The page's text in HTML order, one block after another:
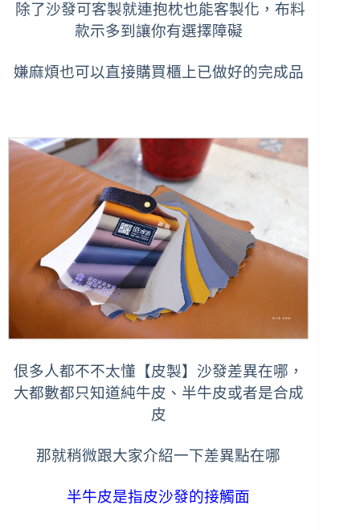
除了沙發可客製就連抱枕也能客製化，布料
款示多到讓你有選擇障礙
嫌麻煩也可以直接購買櫃上已做好的完成品
佷多人都不不太懂【皮製】沙發差異在哪，
大都數都只知道純牛皮、半牛皮或者是合成
皮
那就稍微跟大家介紹一下差異點在哪
半牛皮是指皮沙發的接觸面